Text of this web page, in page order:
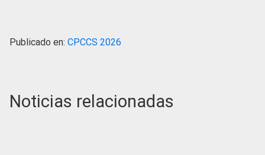
Publicado en: CPCCS 2026
Noticias relacionadas